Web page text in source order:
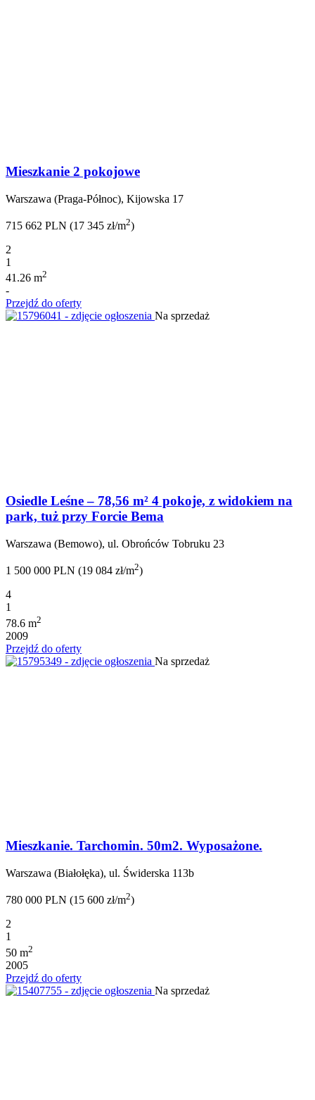
Mieszkanie 2 pokojowe
Warszawa (Praga-Północ), Kijowska 17
715 662 PLN (17 345 zł/m2)
2
1
41.26 m2
-
Przejdź do oferty
Na sprzedaż
Osiedle Leśne – 78,56 m² 4 pokoje, z widokiem na
park, tuż przy Forcie Bema
Warszawa (Bemowo), ul. Obrońców Tobruku 23
1 500 000 PLN (19 084 zł/m2)
4
1
78.6 m2
2009
Przejdź do oferty
Na sprzedaż
Mieszkanie. Tarchomin. 50m2. Wyposażone.
Warszawa (Białołęka), ul. Świderska 113b
780 000 PLN (15 600 zł/m2)
2
1
50 m2
2005
Przejdź do oferty
Na sprzedaż